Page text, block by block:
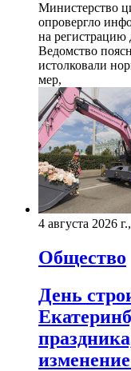
Министерство
опровергло
на регистрацию
Ведомство
истолковали
мер,
4 августа 2026
Общество
День